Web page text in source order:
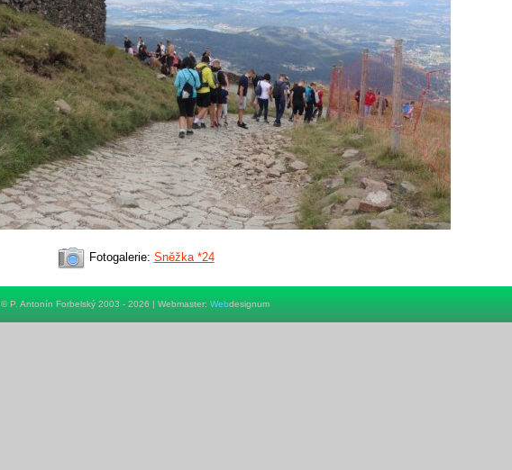
Fotogalerie: Sněžka *24
© P. Antonín Forbelský 2003 - 2026 | Webmaster: Webdesignum